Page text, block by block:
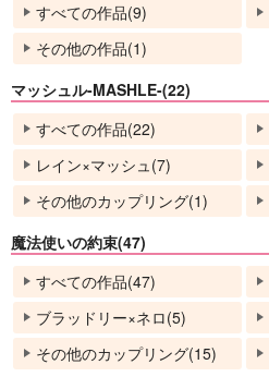
すべての作品(9)
その他の作品(1)
マッシュル-MASHLE-(22)
すべての作品(22)
レイン×マッシュ(7)
その他のカップリング(1)
魔法使いの約束(47)
すべての作品(47)
ブラッドリー×ネロ(5)
その他のカップリング(15)